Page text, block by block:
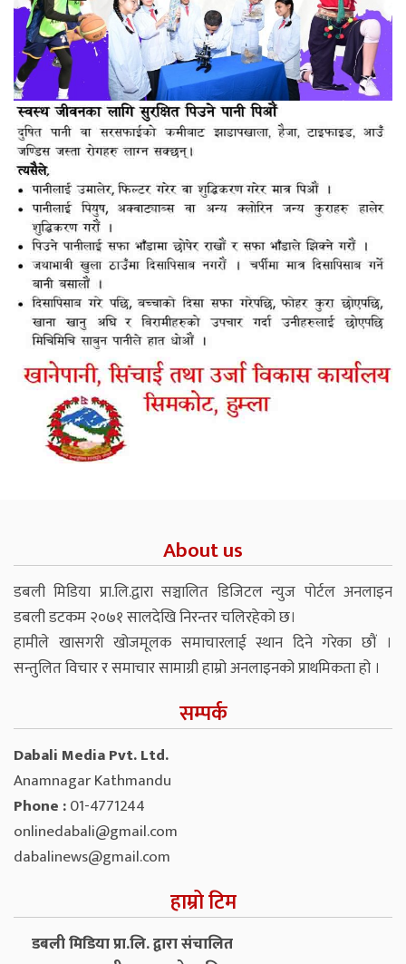
About us
डबली मिडिया प्रा.लि.द्वारा सञ्चालित डिजिटल न्युज पोर्टल अनलाइन
डबली डटकम २०७१ सालदेखि निरन्तर चलिरहेको छ।
हामीले खासगरी खोजमूलक समाचारलाई स्थान दिने गरेका छौं ।
सन्तुलित विचार र समाचार सामाग्री हाम्रो अनलाइनको प्राथमिकता हो ।
सम्पर्क
Dabali Media Pvt. Ltd.
Anamnagar Kathmandu
Phone :01-4771244
onlinedabali@gmail.com
dabalinews@gmail.com
हाम्रो टिम
डबली मिडिया प्रा.लि. द्वारा संचालित